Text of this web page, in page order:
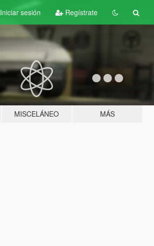
Iniciar sesión Regístrate
MISCELÁNEO MÁS